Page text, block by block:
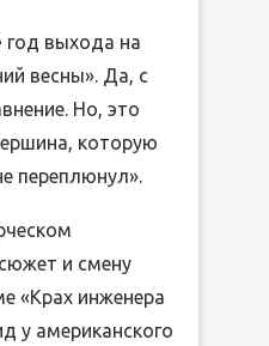
год выхода на
весны». Да, с
Но, это
которую
переплюнул».
и смену
«Крах инженера
у американского